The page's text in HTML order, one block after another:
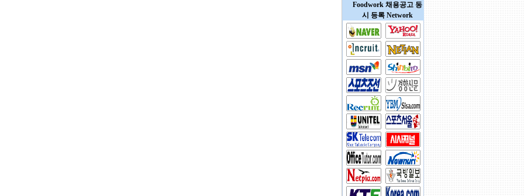
Foodwork 채용공고 동
시 등록 Network